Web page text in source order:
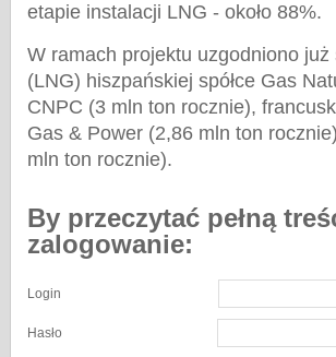
etapie instalacji LNG - około 88%.
W ramach projektu uzgodniono
(LNG) hiszpańskiej spółce Gas
CNPC (3 mln ton rocznie),
Gas & Power (2,86 mln ton
mln ton rocznie).
By przeczytać pełną
zalogowanie:
Login
Hasło